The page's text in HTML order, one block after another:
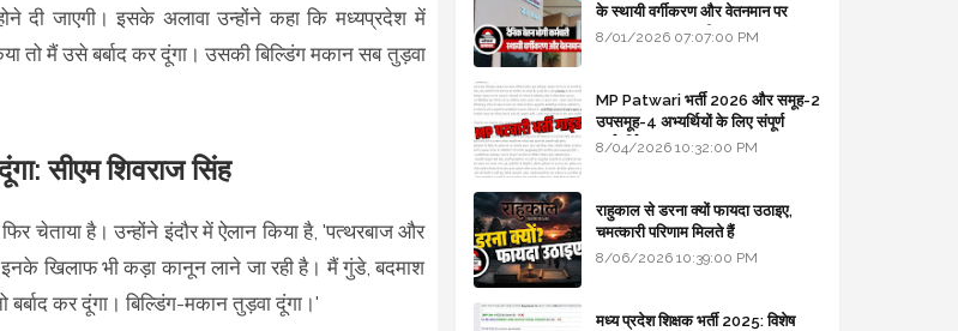
दी जाएगी। इसके अलावा उन्होंने कहा कि मध्यप्रदेश में
तो मैं उसे बर्बाद कर दूंगा। उसकी बिल्डिंग मकान सब तुड़वा
सीएम शिवराज सिंह
चेताया है। उन्होंने इंदौर में ऐलान किया है, 'पत्थरबाज और
खिलाफ भी कड़ा कानून लाने जा रही है। मैं गुंडे, बदमाश
बर्बाद कर दूंगा। बिल्डिंग-मकान तुड़वा दूंगा।'
के स्थायी वर्गीकरण और वेतनमान पर
सरकार का बड़ा स्पष्टीकरण
8/01/2026 07:07:00 PM
MP Patwari भर्ती 2026 और समूह-2
उपसमूह-4 अभ्यर्थियों के लिए संपूर्ण
मार्गदर्शिका
8/04/2026 10:32:00 PM
राहुकाल से डरना क्यों फायदा उठाइए,
चमत्कारी परिणाम मिलते हैं
8/06/2026 10:39:00 PM
मध्य प्रदेश शिक्षक भर्ती 2025: विशेष